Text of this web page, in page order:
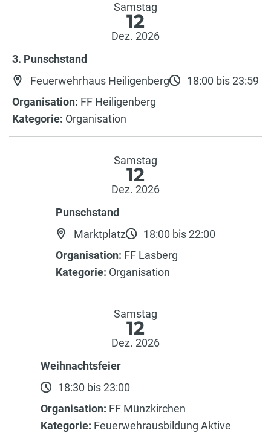
Samstag
12
Dez. 2026
3. Punschstand
Feuerwehrhaus Heiligenberg
18:00 bis 23:59
Organisation: FF Heiligenberg
Kategorie: Organisation
Samstag
12
Dez. 2026
Punschstand
Marktplatz
18:00 bis 22:00
Organisation: FF Lasberg
Kategorie: Organisation
Samstag
12
Dez. 2026
Weihnachtsfeier
18:30 bis 23:00
Organisation: FF Münzkirchen
Kategorie: Feuerwehrausbildung Aktive